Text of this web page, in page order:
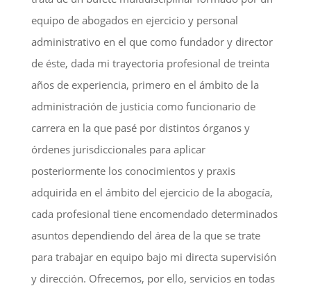
equipo de abogados en ejercicio y personal
administrativo en el que como fundador y director
de éste, dada mi trayectoria profesional de treinta
años de experiencia, primero en el ámbito de la
administración de justicia como funcionario de
carrera en la que pasé por distintos órganos y
órdenes jurisdiccionales para aplicar
posteriormente los conocimientos y praxis
adquirida en el ámbito del ejercicio de la abogacía,
cada profesional tiene encomendado determinados
asuntos dependiendo del área de la que se trate
para trabajar en equipo bajo mi directa supervisión
y dirección. Ofrecemos, por ello, servicios en todas